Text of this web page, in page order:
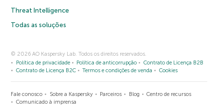
Threat Intelligence
Todas as soluções
© 2026 AO Kaspersky Lab. Todos os direitos reservados.
Política de privacidade
Política de anticorrupção
Contrato de Licença B2B
Contrato de Licença B2C
Termos e condições de venda Cookies
Fale conosco Sobre a Kaspersky Parceiros Blog
Centro de recursos
Comunicado à imprensa